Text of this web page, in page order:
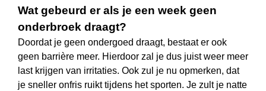
Wat gebeurd er als je een week geen
onderbroek draagt?
Doordat je geen ondergoed draagt, bestaat er ook
geen barrière meer. Hierdoor zal je dus juist weer meer
last krijgen van irritaties. Ook zul je nu opmerken, dat
je sneller onfris ruikt tijdens het sporten. Je zult je natte